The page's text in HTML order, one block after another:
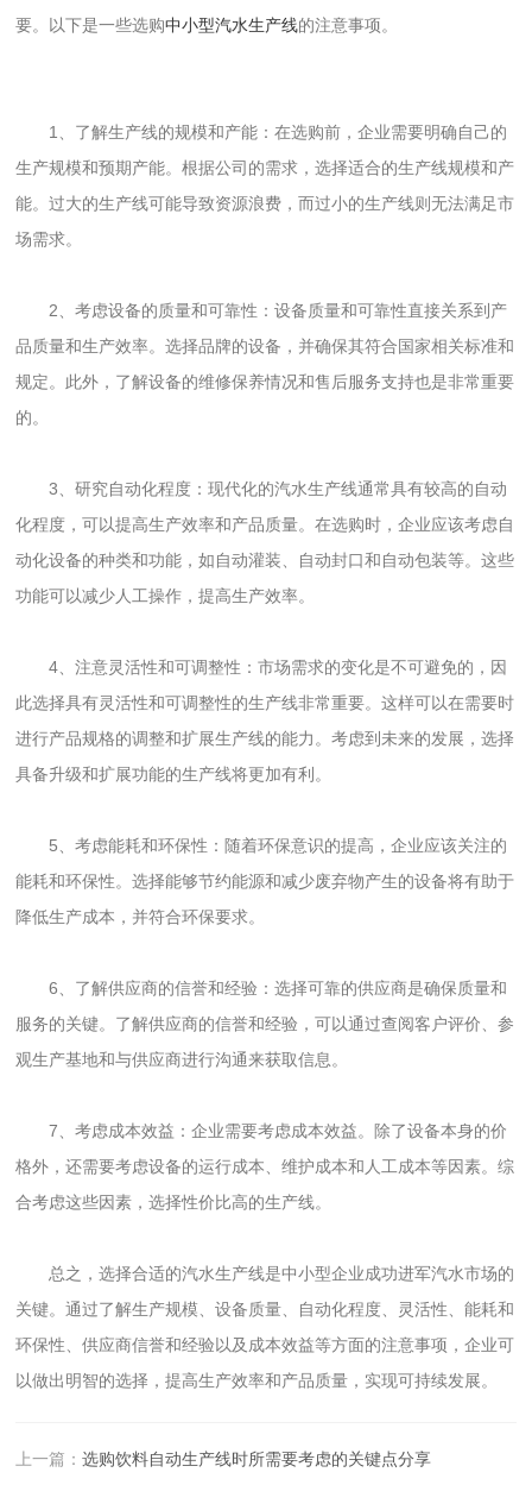
要。以下是一些选购中小型汽水生产线的注意事项。
1、了解生产线的规模和产能：在选购前，企业需要明确自己的
生产规模和预期产能。根据公司的需求，选择适合的生产线规模和产
能。过大的生产线可能导致资源浪费，而过小的生产线则无法满足市
场需求。
2、考虑设备的质量和可靠性：设备质量和可靠性直接关系到产
品质量和生产效率。选择品牌的设备，并确保其符合国家相关标准和
规定。此外，了解设备的维修保养情况和售后服务支持也是非常重要
的。
3、研究自动化程度：现代化的汽水生产线通常具有较高的自动
化程度，可以提高生产效率和产品质量。在选购时，企业应该考虑自
动化设备的种类和功能，如自动灌装、自动封口和自动包装等。这些
功能可以减少人工操作，提高生产效率。
4、注意灵活性和可调整性：市场需求的变化是不可避免的，因
此选择具有灵活性和可调整性的生产线非常重要。这样可以在需要时
进行产品规格的调整和扩展生产线的能力。考虑到未来的发展，选择
具备升级和扩展功能的生产线将更加有利。
5、考虑能耗和环保性：随着环保意识的提高，企业应该关注的
能耗和环保性。选择能够节约能源和减少废弃物产生的设备将有助于
降低生产成本，并符合环保要求。
6、了解供应商的信誉和经验：选择可靠的供应商是确保质量和
服务的关键。了解供应商的信誉和经验，可以通过查阅客户评价、参
观生产基地和与供应商进行沟通来获取信息。
7、考虑成本效益：企业需要考虑成本效益。除了设备本身的价
格外，还需要考虑设备的运行成本、维护成本和人工成本等因素。综
合考虑这些因素，选择性价比高的生产线。
总之，选择合适的汽水生产线是中小型企业成功进军汽水市场的
关键。通过了解生产规模、设备质量、自动化程度、灵活性、能耗和
环保性、供应商信誉和经验以及成本效益等方面的注意事项，企业可
以做出明智的选择，提高生产效率和产品质量，实现可持续发展。
上一篇：选购饮料自动生产线时所需要考虑的关键点分享